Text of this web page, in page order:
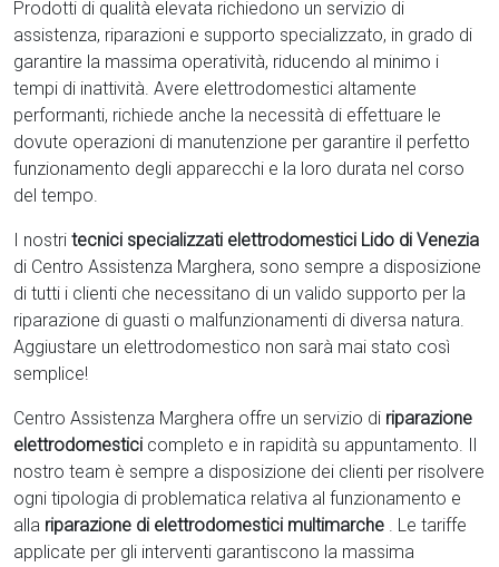
Prodotti di qualità elevata richiedono un servizio di
assistenza, riparazioni e supporto specializzato, in grado di
garantire la massima operatività, riducendo al minimo i
tempi di inattività. Avere elettrodomestici altamente
performanti, richiede anche la necessità di effettuare le
dovute operazioni di manutenzione per garantire il perfetto
funzionamento degli apparecchi e la loro durata nel corso
del tempo.
I nostri tecnici specializzati elettrodomestici Lido di Venezia
di Centro Assistenza Marghera, sono sempre a disposizione
di tutti i clienti che necessitano di un valido supporto per la
riparazione di guasti o malfunzionamenti di diversa natura.
Aggiustare un elettrodomestico non sarà mai stato così
semplice!
Centro Assistenza Marghera offre un servizio di riparazione
elettrodomestici completo e in rapidità su appuntamento. Il
nostro team è sempre a disposizione dei clienti per risolvere
ogni tipologia di problematica relativa al funzionamento e
alla riparazione di elettrodomestici multimarche . Le tariffe
applicate per gli interventi garantiscono la massima